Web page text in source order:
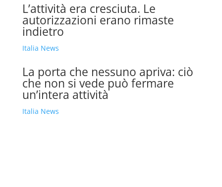
L’attività era cresciuta. Le
autorizzazioni erano rimaste
indietro
Italia News
La porta che nessuno apriva: ciò
che non si vede può fermare
un’intera attività
Italia News